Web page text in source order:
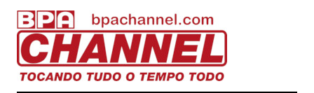
para
conteúdo